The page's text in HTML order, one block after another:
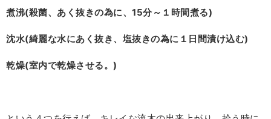
煮沸(殺菌、あく抜きの為に、 15分～１時間煮る)
沈水(綺麗な水にあく抜き、塩抜きの為に１日間漬け込む)
乾燥(室内で乾燥させる。 )